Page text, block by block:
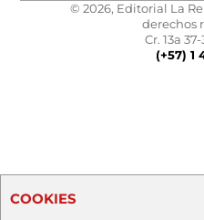
© 2026, Editorial La
derechos
Cr. 13a
(+57) 1
COOKIES